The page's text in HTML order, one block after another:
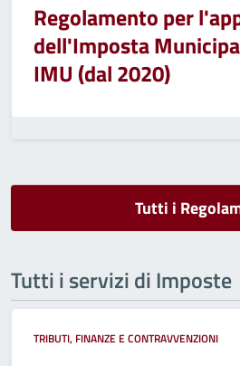
Regolamento per
dell'Imposta
IMU (dal 2020)
Tutti i
Tutti i servizi di Imposte
TRIBUTI, FINANZE E CONTRAVVENZIONI